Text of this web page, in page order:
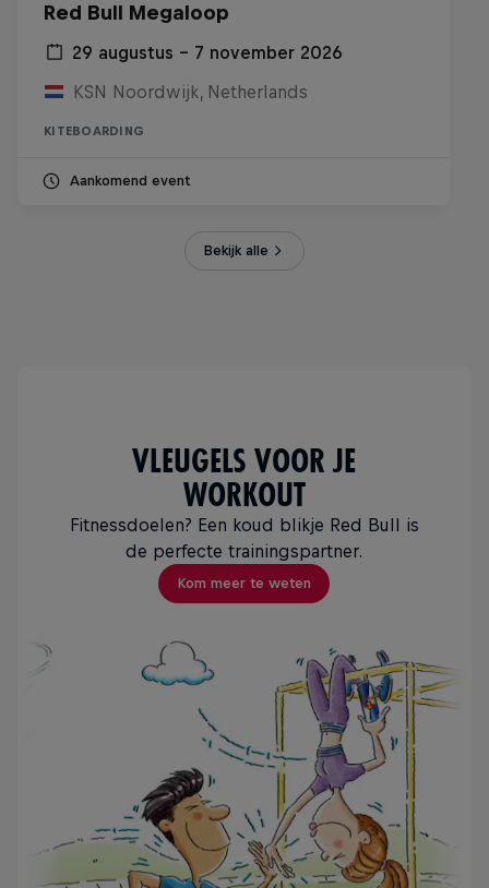
Red Bull Megaloop
29 augustus – 7 november 2026
KSN Noordwijk, Netherlands
KITEBOARDING
Aankomend event
Bekijk alle